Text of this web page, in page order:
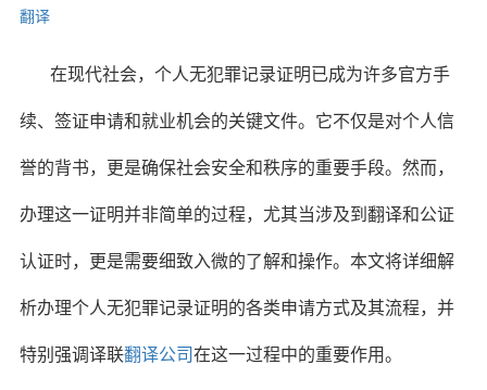
翻译
在现代社会，个人无犯罪记录证明已成为许多官方手
续、签证申请和就业机会的关键文件。它不仅是对个人信
誉的背书，更是确保社会安全和秩序的重要手段。然而，
办理这一证明并非简单的过程，尤其当涉及到翻译和公证
认证时，更是需要细致入微的了解和操作。本文将详细解
析办理个人无犯罪记录证明的各类申请方式及其流程，并
特别强调译联翻译公司在这一过程中的重要作用。